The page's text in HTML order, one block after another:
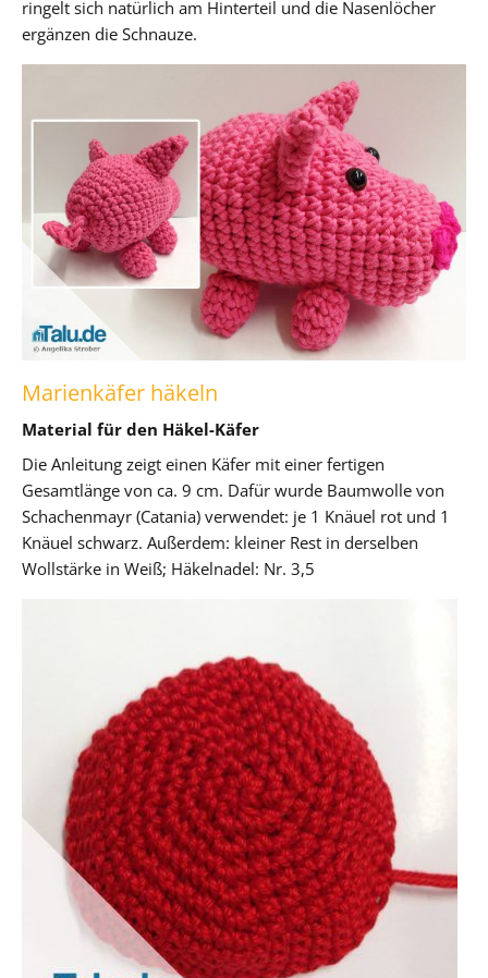
ringelt sich natürlich am Hinterteil und die Nasenlöcher
ergänzen die Schnauze.
Marienkäfer häkeln
Material für den Häkel-Käfer
Die Anleitung zeigt einen Käfer mit einer fertigen
Gesamtlänge von ca. 9 cm. Dafür wurde Baumwolle von
Schachenmayr (Catania) verwendet: je 1 Knäuel rot und 1
Knäuel schwarz. Außerdem: kleiner Rest in derselben
Wollstärke in Weiß; Häkelnadel: Nr. 3,5